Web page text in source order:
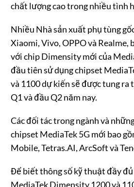
chất lượng cao trong nhiều tình
Nhiều Nhà sản xuất phụ tùng
Xiaomi, Vivo, OPPO và Realme,
với chip Dimensity mới của
đầu tiên sử dụng chipset
và 1100 dự kiến sẽ được tung ra
Q1 và đầu Q2 năm nay.
Các đối tác trong ngành và
chipset MediaTek 5G mới bao
Mobile, Tetras.AI, ArcSoft và
Để biết thông số kỹ thuật đầy
MediaTek Dimensity 1200 và